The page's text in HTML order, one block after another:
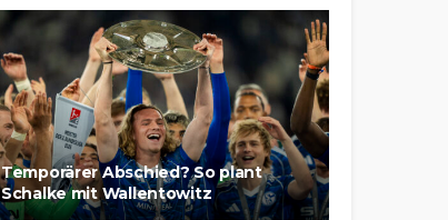
Temporärer Abschied? So plant
Schalke mit Wallentowitz